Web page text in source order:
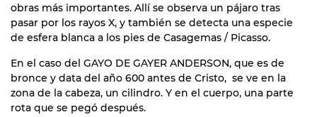
obras más importantes. Allí se observa un pájaro tras
pasar por los rayos X, y también se detecta una especie
de esfera blanca a los pies de Casagemas / Picasso.
En el caso del GAYO DE GAYER ANDERSON, que es de
bronce y data del año 600 antes de Cristo, se ve en la
zona de la cabeza, un cilindro. Y en el cuerpo, una parte
rota que se pegó después.